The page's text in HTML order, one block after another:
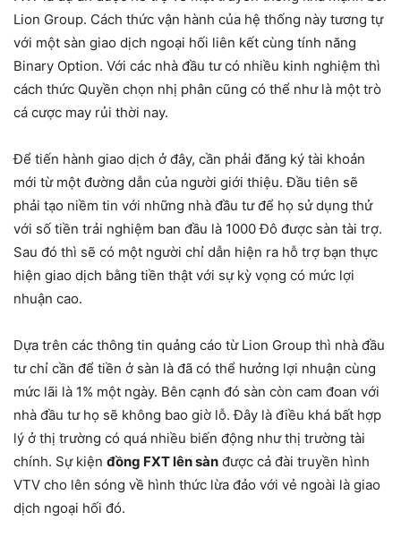
Lion Group. Cách thức vận hành của hệ thống này tương tự
với một sàn giao dịch ngoại hối liên kết cùng tính năng
Binary Option. Với các nhà đầu tư có nhiều kinh nghiệm thì
cách thức Quyền chọn nhị phân cũng có thể như là một trò
cá cược may rủi thời nay.
Để tiến hành giao dịch ở đây, cần phải đăng ký tài khoản
mới từ một đường dẫn của người giới thiệu. Đầu tiên sẽ
phải tạo niềm tin với những nhà đầu tư để họ sử dụng thử
với số tiền trải nghiệm ban đầu là 1000 Đô được sàn tài trợ.
Sau đó thì sẽ có một người chỉ dẫn hiện ra hỗ trợ bạn thực
hiện giao dịch bằng tiền thật với sự kỳ vọng có mức lợi
nhuận cao.
Dựa trên các thông tin quảng cáo từ Lion Group thì nhà đầu
tư chỉ cần để tiền ở sàn là đã có thể hưởng lợi nhuận cùng
mức lãi là 1% một ngày. Bên cạnh đó sàn còn cam đoan với
nhà đầu tư họ sẽ không bao giờ lỗ. Đây là điều khá bất hợp
lý ở thị trường có quá nhiều biến động như thị trường tài
chính. Sự kiện đồng FXT lên sàn được cả đài truyền hình
VTV cho lên sóng về hình thức lừa đảo với vẻ ngoài là giao
dịch ngoại hối đó.